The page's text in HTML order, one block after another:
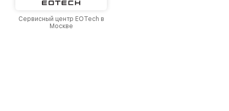
Сервисный центр EOTech в
Москве